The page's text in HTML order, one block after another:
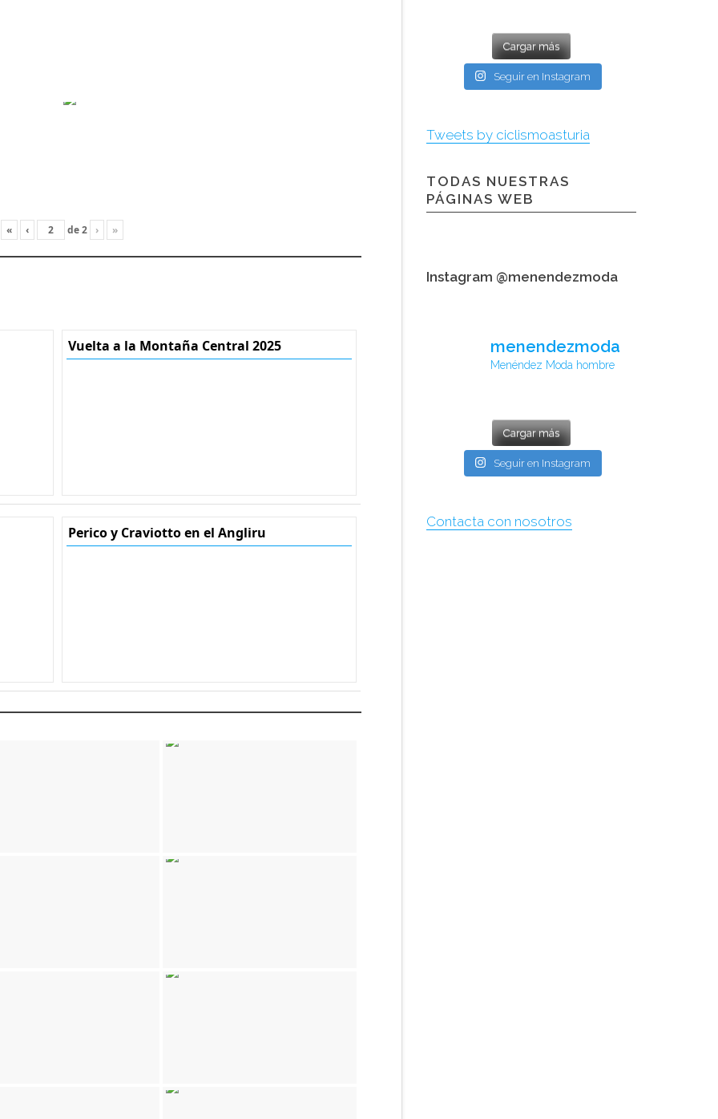
« ‹ de2 › »
Vuelta a la Montaña Central 2025
Perico y Craviotto en el Angliru
Cargar más
Seguir en Instagram
Tweets by ciclismoasturia
TODAS NUESTRAS
PÁGINAS WEB
Instagram @menendezmoda
menendezmoda
Menéndez Moda hombre
Cargar más
Seguir en Instagram
Contacta con nosotros